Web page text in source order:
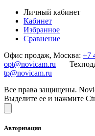
Личный кабинет
Кабинет
Избранное
Сравнение
Офис продаж, Москва: +7
opt@novicam.ru
tp@novicam.ru
Все права защищены.
Выделите ее и нажмите
Авторизация